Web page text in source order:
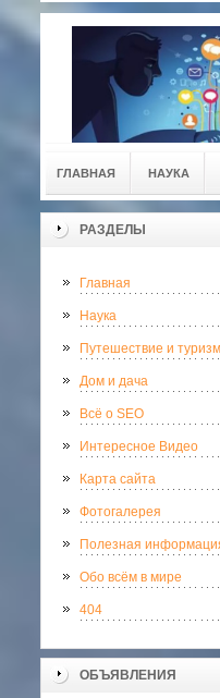
ГЛАВНАЯ НАУКА
РАЗДЕЛЫ
Главная
Наука
Путешествие и туризм
Дом и дача
Всё о SEO
Интересное Видео
Карта сайта
Фотогалерея
Полезная
Обо всём в мире
404
ОБЪЯВЛЕНИЯ